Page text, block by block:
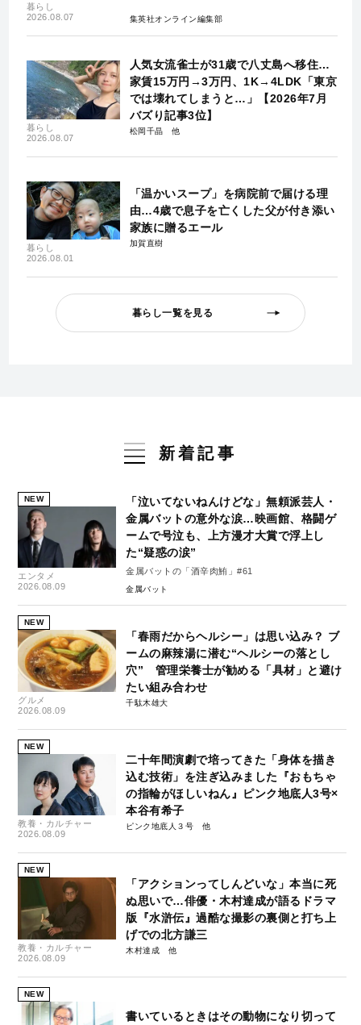
暮らし
2026.08.07
集英社オンライン編集部
暮らし
2026.08.07
人気女流雀士が31歳で八丈島へ移住…
家賃15万円→3万円、1K→4LDK「東京
では壊れてしまうと…」【2026年7月
バズり記事3位】
松岡千晶
暮らし
2026.08.01
「温かいスープ」を病院前で届ける理
由…4歳で息子を亡くした父が付き添い
家族に贈るエール
加賀直樹
暮らし一覧を見る
新着記事
NEW
エンタメ
2026.08.09
「泣いてないねんけどな」無頼派芸人・
金属バットの意外な涙…映画館、格闘ゲ
ームで号泣も、上方漫才大賞で浮上し
た“疑惑の涙”
金属バットの「酒辛肉鮪」#61
金属バット
NEW
グルメ
2026.08.09
「春雨だからヘルシー」は思い込み？ ブ
ームの麻辣湯に潜む“ヘルシーの落とし
穴” 管理栄養士が勧める「具材」と避け
たい組み合わせ
千駄木雄大
NEW
教養・カルチャー
2026.08.09
二十年間演劇で培ってきた「身体を描き
込む技術」を注ぎ込みました『おもちゃ
の指輪がほしいねん』ピンク地底人3号×
本谷有希子
ピンク地底人３号
NEW
教養・カルチャー
2026.08.09
「アクションってしんどいな」本当に死
ぬ思いで…俳優・木村達成が語るドラマ
版『水滸伝』過酷な撮影の裏側と打ち上
げでの北方謙三
木村達成
NEW
書いているときはその動物になり切って